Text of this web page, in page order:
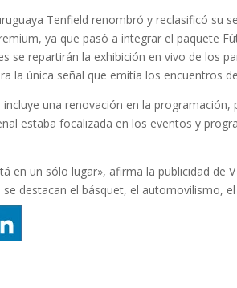
Tenfield renombró y reclasificó su
ya que pasó a integrar el paquete
se repartirán la exhibición en vivo de los
la única señal que emitía los encuentros
una renovación en la programación,
estaba focalizada en los eventos y
en un sólo lugar», afirma la publicidad de
se destacan el básquet, el automovilismo,